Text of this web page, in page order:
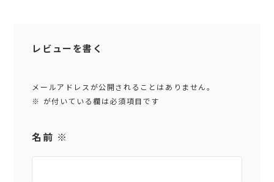
レビューを書く
メールアドレスが公開されることはありません。
※ が付いている欄は必須項目です
名前 ※